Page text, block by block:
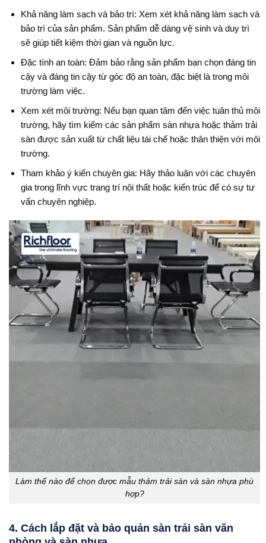
Khả năng làm sạch và bảo trì: Xem xét khả năng làm sạch và
bảo trì của sản phẩm. Sản phẩm dễ dàng vệ sinh và duy trì
sẽ giúp tiết kiệm thời gian và nguồn lực.
Đặc tính an toàn: Đảm bảo rằng sản phẩm bạn chọn đáng tin
cậy và đáng tin cậy từ góc độ an toàn, đặc biệt là trong môi
trường làm việc.
Xem xét môi trường: Nếu bạn quan tâm đến việc tuân thủ môi
trường, hãy tìm kiếm các sản phẩm sàn nhựa hoặc thảm trải
sàn được sản xuất từ chất liệu tái chế hoặc thân thiện với môi
trường.
Tham khảo ý kiến chuyên gia: Hãy thảo luận với các chuyên
gia trong lĩnh vực trang trí nội thất hoặc kiến trúc để có sự tư
vấn chuyên nghiệp.
Làm thế nào để chọn được mẫu thảm trải sàn và sàn nhựa phù
hợp?
4. Cách lắp đặt và bảo quản sàn trải sàn văn